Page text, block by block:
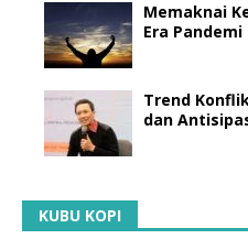
Memaknai
Era Pandemi
Trend
dan
KUBU KOPI